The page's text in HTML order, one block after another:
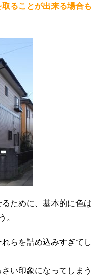
ることが出来る場合も
ために、基本的に色は
。
らを詰め込みすぎてし
い印象になってしまう